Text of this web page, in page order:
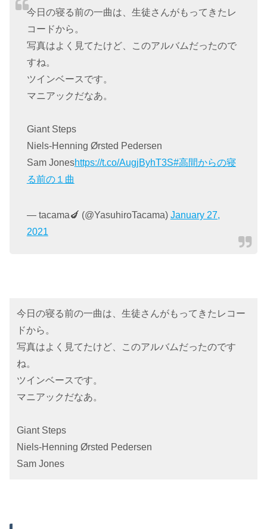
今日の寝る前の一曲は、生徒さんがもってきたレ
コードから。
写真はよく見てたけど、このアルバムだったので
すね。
ツインベースです。
マニアックだなあ。
Giant Steps
Niels-Henning Ørsted Pedersen
Sam Joneshttps://t.co/AugjByhT3S#高間からの寝
る前の１曲
— tacama🍆 (@YasuhiroTacama) January 27,
2021
今日の寝る前の一曲は、生徒さんがもってきたレコー
ドから。
写真はよく見てたけど、このアルバムだったのです
ね。
ツインベースです。
マニアックだなあ。
Giant Steps
Niels-Henning Ørsted Pedersen
Sam Jones